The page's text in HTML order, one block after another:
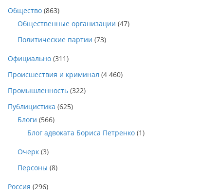
Общество (863)
Общественные организации (47)
Политические партии (73)
Официально (311)
Происшествия и криминал (4 460)
Промышленность (322)
Публицистика (625)
Блоги (566)
Блог адвоката Бориса Петренко (1)
Очерк (3)
Персоны (8)
Россия (296)